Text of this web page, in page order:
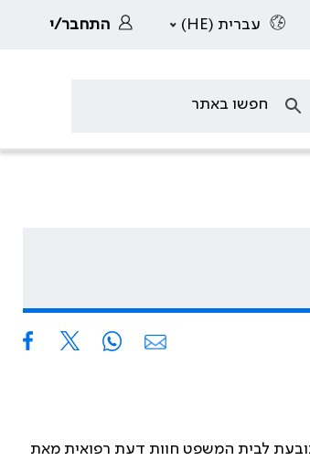
עברית (HE) התחבר/י
לבית המשפט חוות דעת רפואית מאת